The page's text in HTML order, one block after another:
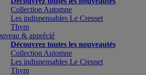
Collection Automne
Les indispensables Le Creuset
Thym
& apprécié
Découvrez toutes les nouveautés
Collection Automne
Les indispensables Le Creuset
Thym